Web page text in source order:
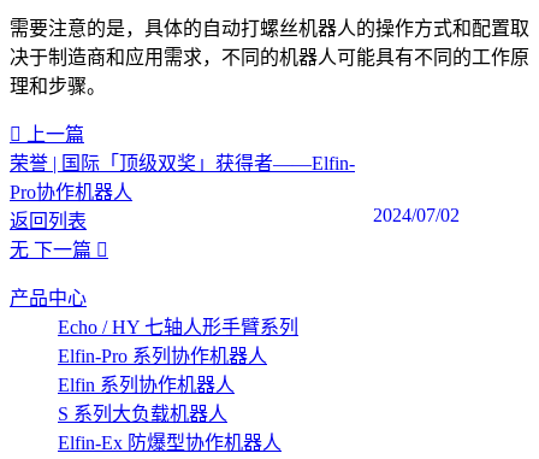
需要注意的是，具体的自动打螺丝机器人的操作方式和配置取
决于制造商和应用需求，不同的机器人可能具有不同的工作原
理和步骤。
上一篇
荣誉 | 国际「顶级双奖」获得者——Elfin-
Pro协作机器人
2024/07/02
返回列表
无 下一篇
产品中心
Echo / HY 七轴人形手臂系列
Elfin-Pro 系列协作机器人
Elfin 系列协作机器人
S 系列大负载机器人
Elfin-Ex 防爆型协作机器人